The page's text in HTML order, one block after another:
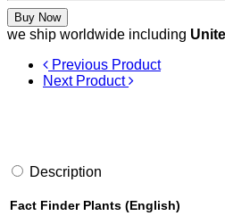
Buy Now
we ship worldwide including
Previous Product
Next Product
Description
Fact Finder Plants (English)